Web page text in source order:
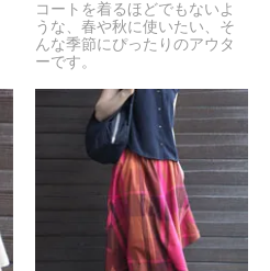
コートを着るほどでもないよ
うな、春や秋に使いたい、そ
んな季節にぴったりのアウタ
ーです。